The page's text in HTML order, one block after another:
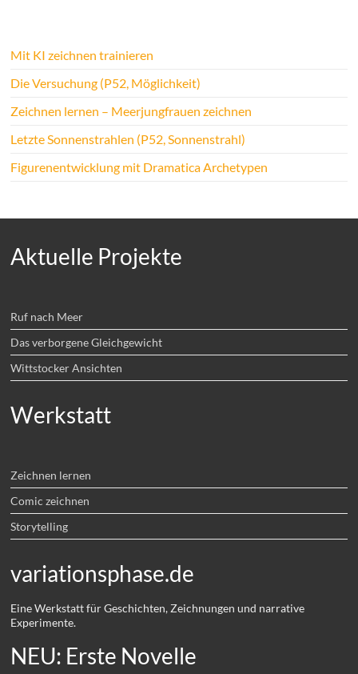
Mit KI zeichnen trainieren
Die Versuchung (P52, Möglichkeit)
Zeichnen lernen – Meerjungfrauen zeichnen
Letzte Sonnenstrahlen (P52, Sonnenstrahl)
Figurenentwicklung mit Dramatica Archetypen
Aktuelle Projekte
Ruf nach Meer
Das verborgene Gleichgewicht
Wittstocker Ansichten
Werkstatt
Zeichnen lernen
Comic zeichnen
Storytelling
variationsphase.de
Eine Werkstatt für Geschichten, Zeichnungen und narrative
Experimente.
NEU: Erste Novelle